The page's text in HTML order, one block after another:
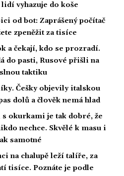
vyhazuje do koše
od bot: Zaprášený počítač
zpeněžit za tisíce
a čekají, kdo se prozradí.
do pasti, Rusové přišli na
taktiku
Češky objevily italskou
dolů a člověk nemá hlad
okurkami je tak dobré, že
nechce. Skvělé k masu i
samotné
na chalupě leží talíře, za
tisíce. Poznáte je podle